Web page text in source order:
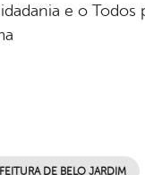
e o Todos
DE BELO JARDIM